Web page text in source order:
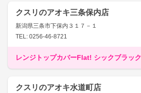
クスリのアオキ三条保内店
新潟県三条市下保内３１７－１
TEL: 0256-46-8721
レンジトップカバーFlat! シックブラック
クスリのアオキ水道町店